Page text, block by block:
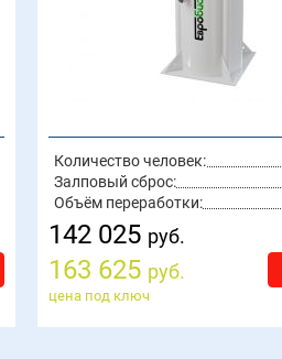
Количество человек:
Залповый сброс:
Объём переработки:
142 025 руб.
163 625 руб.
цена под ключ